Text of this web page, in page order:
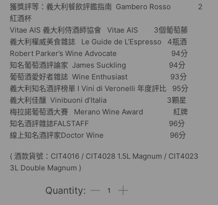
獲獎評等：義大利餐飲評鑑指南 Gambero Rosso 2
紅酒杯
Vitae AIS 義大利侍酒師協會 Vitae AIS 3個葡萄藤
義大利權威美食雜誌 Le Guide de L’Espresso 4瓶酒
Robert Parker’s Wine Advocate 94分
知名葡萄酒評論家 James Suckling 94分
葡萄酒愛好者雜誌 Wine Enthusiast 93分
義大利知名酒評榜單 I Vini di Veronelli 年度評比 95分
義大利佳釀 Vinibuoni d’Italia 3顆星
梅拉諾葡萄酒大賽 Merano Wine Award 紅牌
知名酒評雜誌FALSTAFF 96分
線上知名酒評家Doctor Wine 96分
( 酒款貨號：CIT4016 / CIT4028 1.5L Magnum / CIT4023
3L Double Magnum )